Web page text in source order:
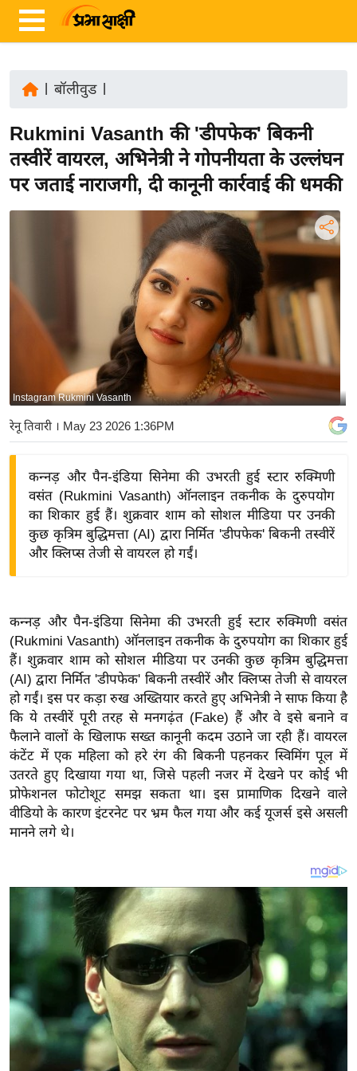
ज़ा
ख
र
अं
बि
ज़
ने
द्यो
वि
शे
ष
ज्ञ
रा
य
ब
ज
ट
खे
ल
I
2
0
2
6
बॉलीवुड|
Rukmini Vasanth की 'डीपफेक' बिकनी
तस्वीरें वायरल, अभिनेत्री ने गोपनीयता के उल्लंघन
पर जताई नाराजगी, दी कानूनी कार्रवाई की धमकी
Instagram Rukmini Vasanth
रेनू तिवारी । May 23 2026 1:36PM
कन्नड़ और पैन-इंडिया सिनेमा की उभरती हुई स्टार रुक्मिणी
वसंत (Rukmini Vasanth) ऑनलाइन तकनीक के दुरुपयोग
का शिकार हुई हैं। शुक्रवार शाम को सोशल मीडिया पर उनकी
कुछ कृत्रिम बुद्धिमत्ता (AI) द्वारा निर्मित 'डीपफेक' बिकनी तस्वीरें
और क्लिप्स तेजी से वायरल हो गईं।
कन्नड़ और पैन-इंडिया सिनेमा की उभरती हुई स्टार रुक्मिणी वसंत
(Rukmini Vasanth) ऑनलाइन तकनीक के दुरुपयोग का शिकार हुई
हैं। शुक्रवार शाम को सोशल मीडिया पर उनकी कुछ कृत्रिम बुद्धिमत्ता
(AI) द्वारा निर्मित 'डीपफेक' बिकनी तस्वीरें और क्लिप्स तेजी से वायरल
हो गईं। इस पर कड़ा रुख अख्तियार करते हुए अभिनेत्री ने साफ किया है
कि ये तस्वीरें पूरी तरह से मनगढ़ंत (Fake) हैं और वे इसे बनाने व
फैलाने वालों के खिलाफ सख्त कानूनी कदम उठाने जा रही हैं। वायरल
कंटेंट में एक महिला को हरे रंग की बिकनी पहनकर स्विमिंग पूल में
उतरते हुए दिखाया गया था, जिसे पहली नजर में देखने पर कोई भी
प्रोफेशनल फोटोशूट समझ सकता था। इस प्रामाणिक दिखने वाले
वीडियो के कारण इंटरनेट पर भ्रम फैल गया और कई यूजर्स इसे असली
मानने लगे थे।